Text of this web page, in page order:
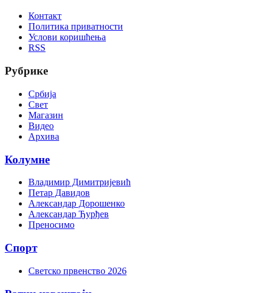
Контакт
Политика приватности
Услови коришћења
RSS
Рубрике
Србија
Свет
Магазин
Видео
Архива
Колумне
Владимир Димитријевић
Петар Давидов
Александар Дорошенко
Александар Ђурђев
Преносимо
Спорт
Светско првенство 2026